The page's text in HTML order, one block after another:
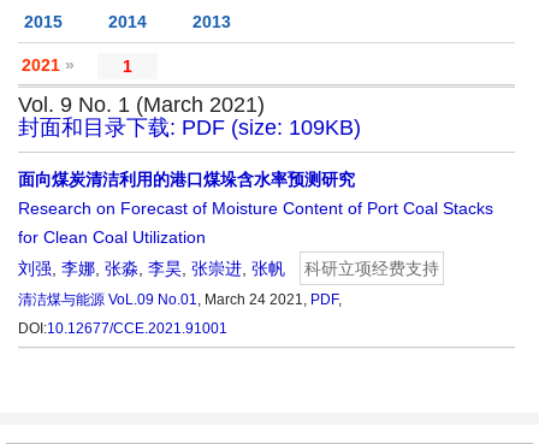
2015
2014 2013
2021 » 1
Vol. 9 No. 1 (March 2021)
封面和目录下载: PDF (size: 109KB)
面向煤炭清洁利用的港口煤垛含水率预测研究
Research on Forecast of Moisture Content of Port Coal Stacks
for Clean Coal Utilization
刘强 李娜 张淼 李昊 张崇进 张帆 科研立项经费支持
清洁煤与能源 VoL.09 No.01, March 24 2021, PDF,
DOI:10.12677/CCE.2021.91001